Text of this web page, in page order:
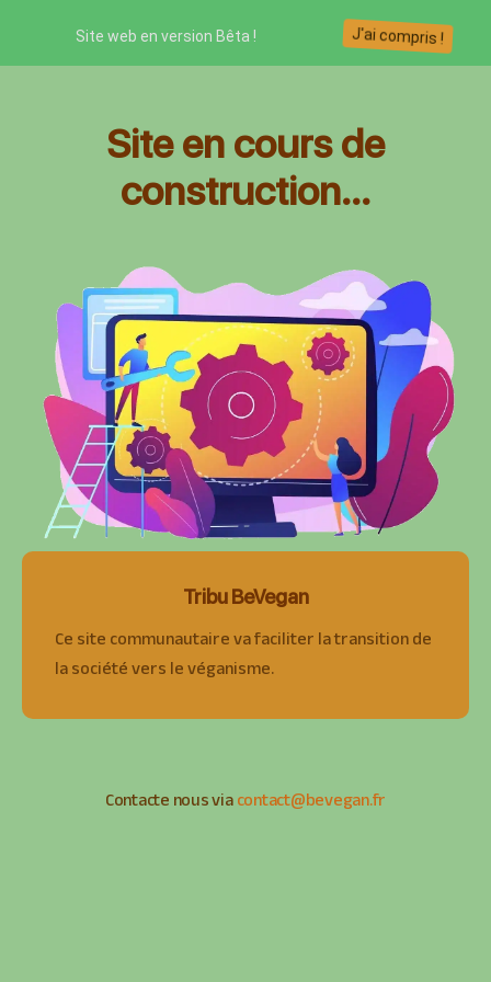
Site en cours de
construction...
Tribu BeVegan
Ce site communautaire va faciliter la transition de
la société vers le véganisme.
Contacte nous viacontact@bevegan.fr
Site web en version Bêta ! J'ai compris !